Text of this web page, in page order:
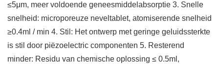
≤5μm, meer voldoende geneesmiddelabsorptie 3. Snelle
snelheid: microporeuze neveltablet, atomiserende snelheid
≥0.4ml / min 4. Stil: Het ontwerp met geringe geluidssterkte
is stil door piëzoelectric componenten 5. Resterend
minder: Residu van chemische oplossing ≤ 0.5ml,